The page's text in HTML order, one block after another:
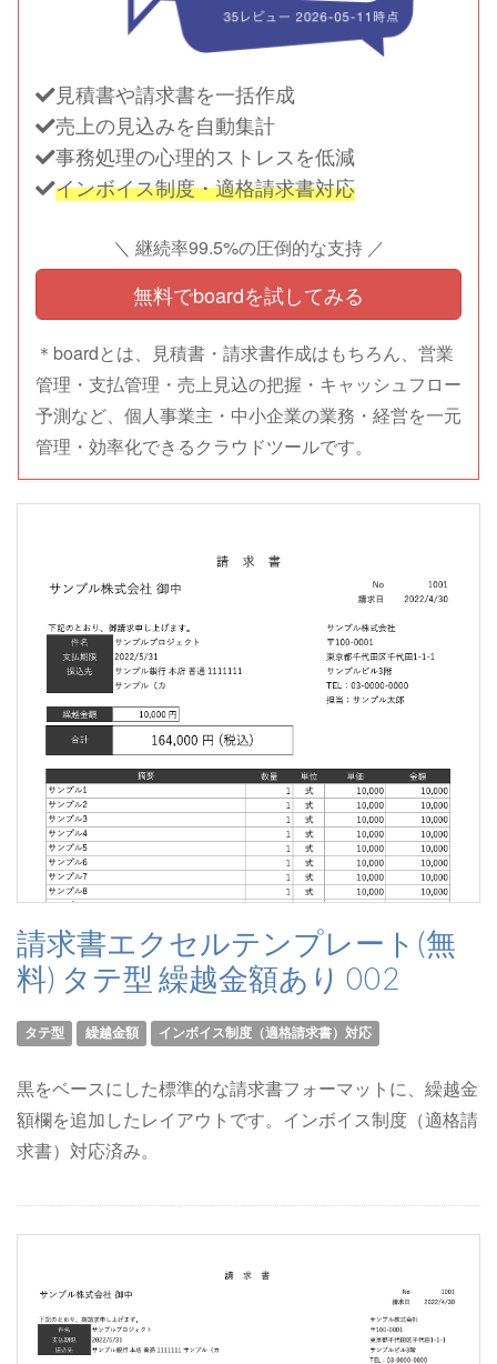
見積書や請求書を一括作成
売上の見込みを自動集計
事務処理の心理的ストレスを低減
インボイス制度・適格請求書対応
＼ 継続率99.5%の圧倒的な支持 ／
無料でboardを試してみる
＊boardとは、見積書・請求書作成はもちろん、営業
管理・支払管理・売上見込の把握・キャッシュフロー
予測など、個人事業主・中小企業の業務・経営を一元
管理・効率化できるクラウドツールです。
請求書エクセルテンプレート(無
料) タテ型 繰越金額あり 002
タテ型 繰越金額 インボイス制度（適格請求書）対応
黒をベースにした標準的な請求書フォーマットに、繰越金
額欄を追加したレイアウトです。インボイス制度（適格請
求書）対応済み。